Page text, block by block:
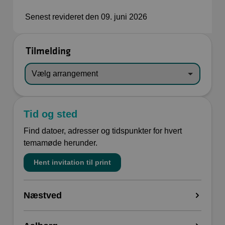
Senest revideret den 09. juni 2026
Tilmelding
Tid og sted
Find datoer, adresser og tidspunkter for hvert
temamøde herunder.
Hent invitation til print
Næstved